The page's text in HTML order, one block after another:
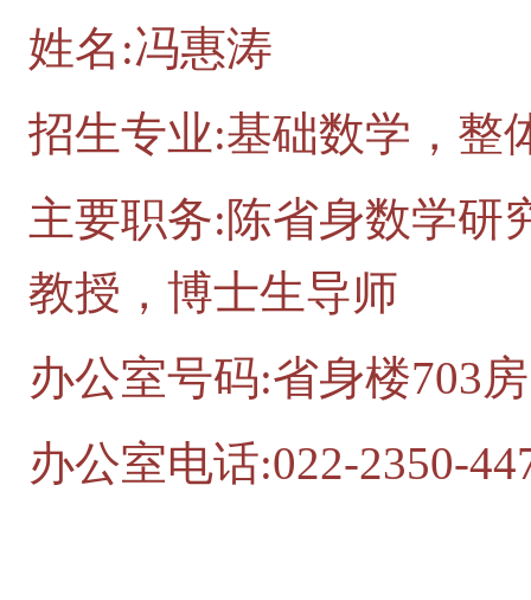
姓名:冯惠涛
招生专业:基础数学，整
主要职务:陈省身数学研
教授，博士生导师
办公室号码:省身楼703
办公室电话:022-2350-